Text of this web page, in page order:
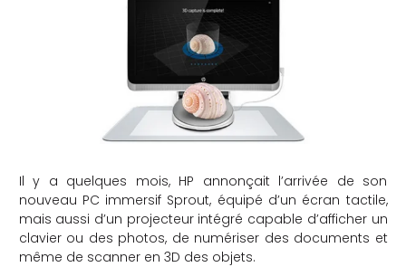
Il y a quelques mois, HP annonçait l’arrivée de son
nouveau PC immersif Sprout, équipé d’un écran tactile,
mais aussi d’un projecteur intégré capable d’afficher un
clavier ou des photos, de numériser des documents et
même de scanner en 3D des objets.